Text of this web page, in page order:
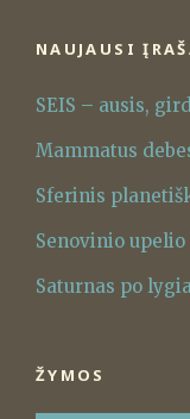
NAUJAUSI
SEIS – ausis,
Mammatus
Sferinis
Senovinio
Saturnas po
ŽYMOS